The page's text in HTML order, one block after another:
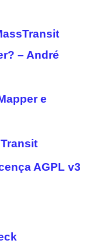
– André
e
AGPL v3